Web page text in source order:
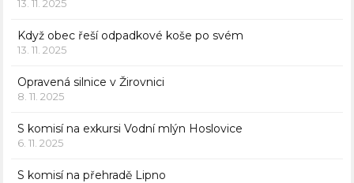
13. 11. 2025
Když obec řeší odpadkové koše po svém
13. 11. 2025
Opravená silnice v Žirovnici
8. 11. 2025
S komisí na exkursi Vodní mlýn Hoslovice
6. 11. 2025
S komisí na přehradě Lipno